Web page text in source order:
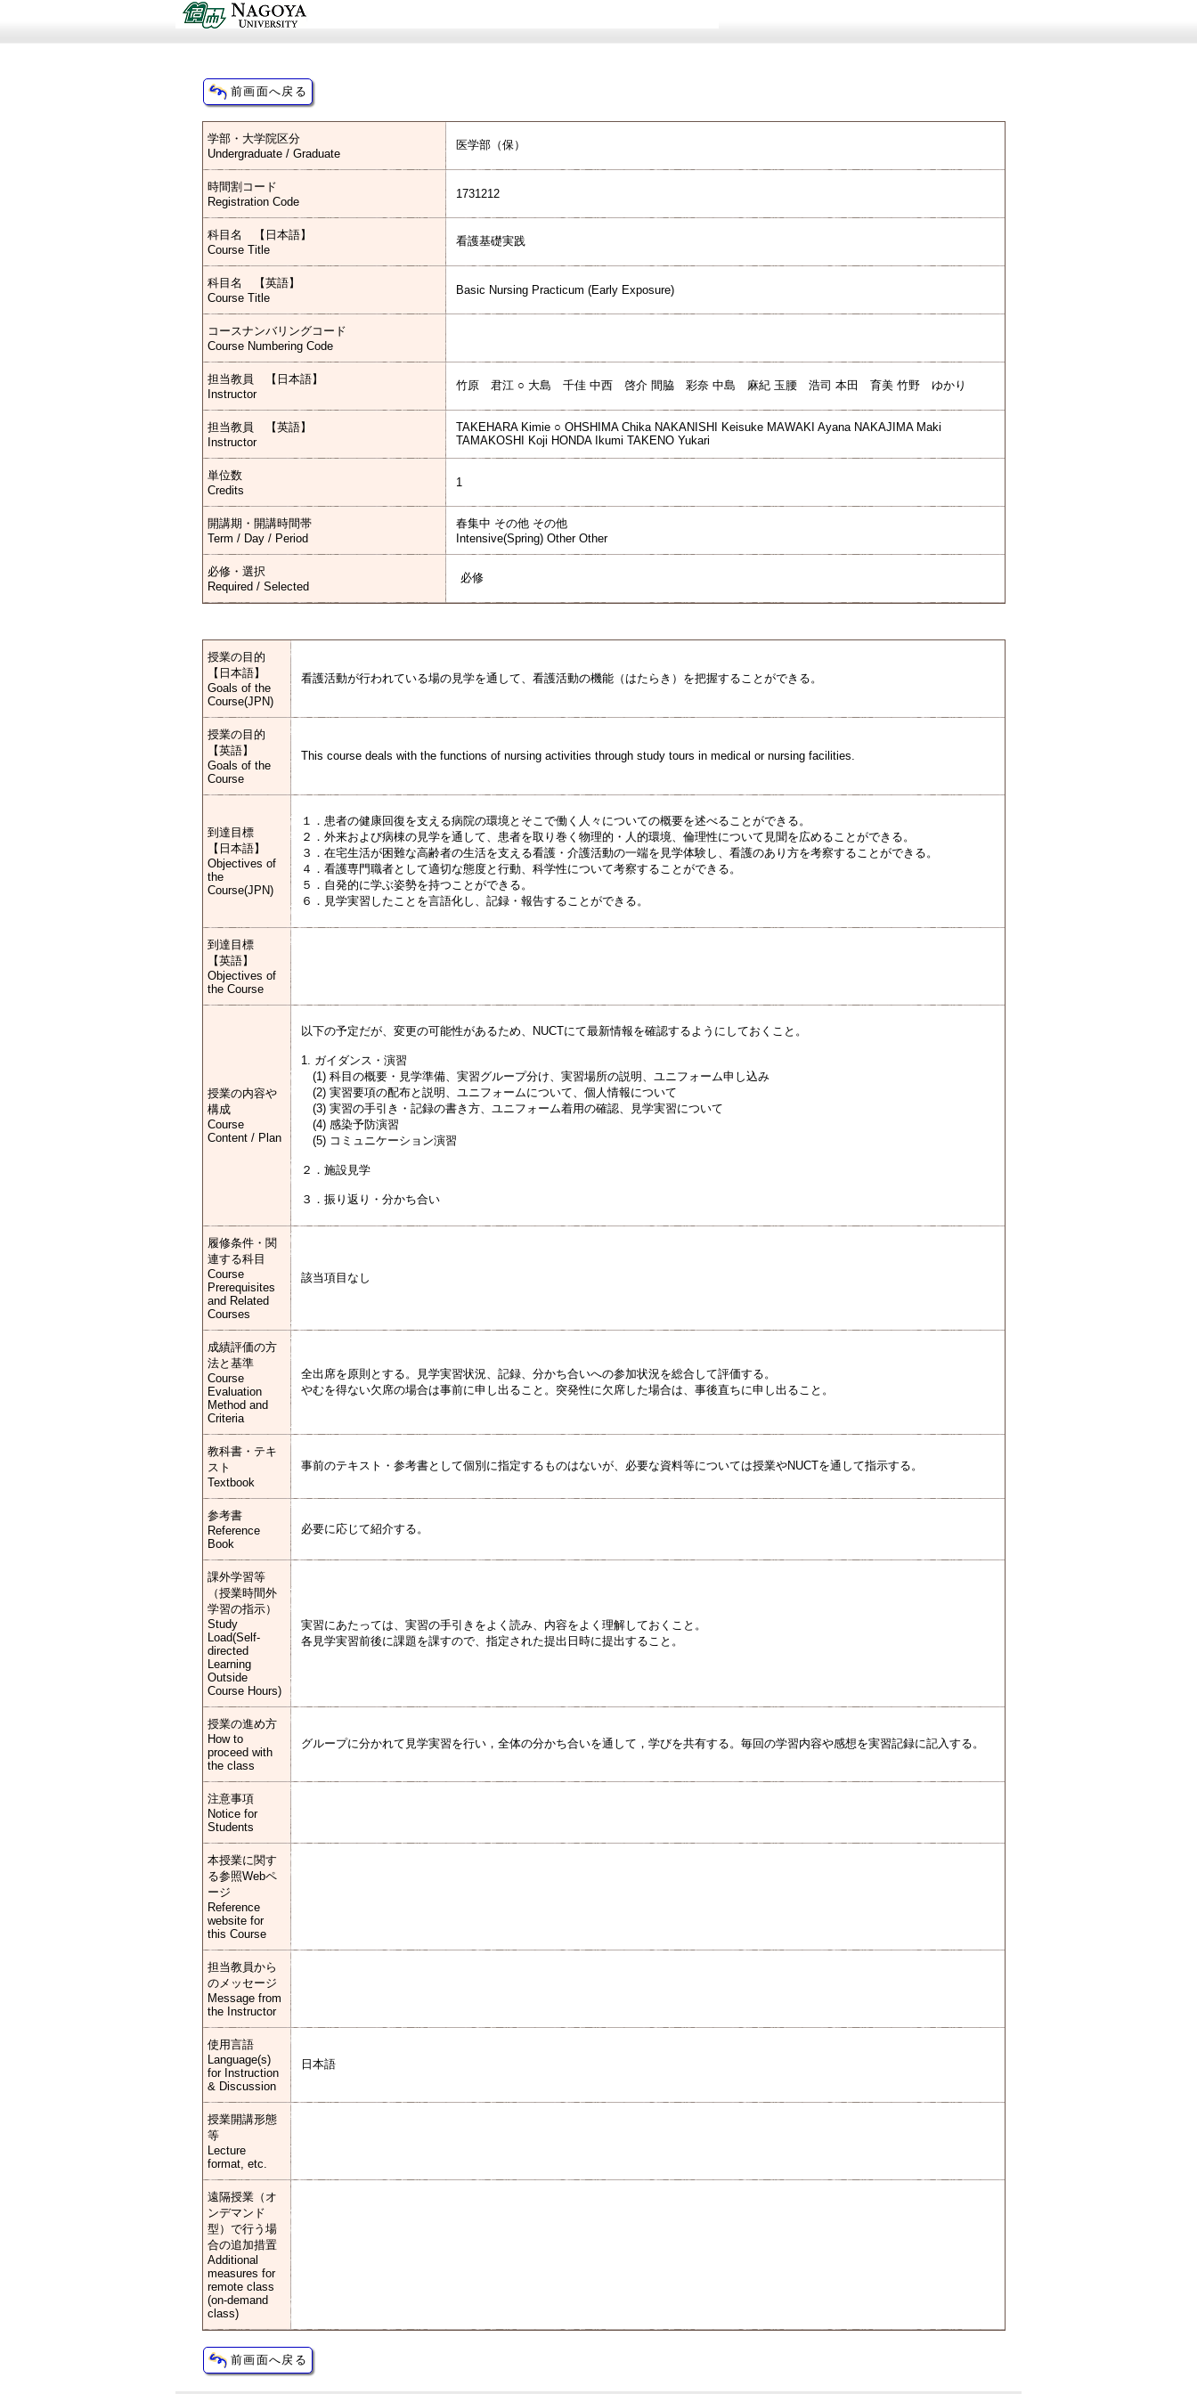
学部・大学院区分
Undergraduate / Graduate
医学部（保）
時間割コード
Registration Code
1731212
科目名 【日本語】
Course Title
看護基礎実践
科目名 【英語】
Course Title
Basic Nursing Practicum (Early Exposure)
コースナンバリングコード
Course Numbering Code
担当教員 【日本語】
Instructor
竹原 君江 ○ 大島 千佳 中西 啓介 間脇 彩奈 中島 麻紀 玉腰 浩司 本田 育美 竹野 ゆかり
担当教員 【英語】
Instructor
TAKEHARA Kimie ○ OHSHIMA Chika NAKANISHI Keisuke MAWAKI Ayana NAKAJIMA Maki
TAMAKOSHI Koji HONDA Ikumi TAKENO Yukari
単位数
Credits
1
開講期・開講時間帯
Term / Day / Period
春集中 その他 その他
Intensive(Spring) Other Other
必修・選択
Required / Selected
必修
授業の目的
【日本語】
Goals of the
Course(JPN)
看護活動が行われている場の見学を通して、看護活動の機能（はたらき）を把握することができる。
授業の目的
【英語】
Goals of the
Course
This course deals with the functions of nursing activities through study tours in medical or nursing facilities.
到達目標
【日本語】
Objectives of
the
Course(JPN)
１．患者の健康回復を支える病院の環境とそこで働く人々についての概要を述べることができる。
２．外来および病棟の見学を通して、患者を取り巻く物理的・人的環境、倫理性について見聞を広めることができる。
３．在宅生活が困難な高齢者の生活を支える看護・介護活動の一端を見学体験し、看護のあり方を考察することができる。
４．看護専門職者として適切な態度と行動、科学性について考察することができる。
５．自発的に学ぶ姿勢を持つことができる。
６．見学実習したことを言語化し、記録・報告することができる。
到達目標
【英語】
Objectives of
the Course
授業の内容や
構成
Course
Content / Plan
以下の予定だが、変更の可能性があるため、NUCTにて最新情報を確認するようにしておくこと。
1. ガイダンス・演習
(1) 科目の概要・見学準備、実習グループ分け、実習場所の説明、ユニフォーム申し込み
(2) 実習要項の配布と説明、ユニフォームについて、個人情報について
(3) 実習の手引き・記録の書き方、ユニフォーム着用の確認、見学実習について
(4) 感染予防演習
(5) コミュニケーション演習
２．施設見学
３．振り返り・分かち合い
履修条件・関
連する科目
Course
Prerequisites
and Related
Courses
該当項目なし
成績評価の方
法と基準
Course
Evaluation
Method and
Criteria
全出席を原則とする。見学実習状況、記録、分かち合いへの参加状況を総合して評価する。
やむを得ない欠席の場合は事前に申し出ること。突発性に欠席した場合は、事後直ちに申し出ること。
教科書・テキ
スト
Textbook
事前のテキスト・参考書として個別に指定するものはないが、必要な資料等については授業やNUCTを通して指示する。
参考書
Reference
Book
必要に応じて紹介する。
課外学習等
（授業時間外
学習の指示）
Study
Load(Self-
directed
Learning
Outside
Course Hours)
実習にあたっては、実習の手引きをよく読み、内容をよく理解しておくこと。
各見学実習前後に課題を課すので、指定された提出日時に提出すること。
授業の進め方
How to
proceed with
the class
グループに分かれて見学実習を行い，全体の分かち合いを通して，学びを共有する。毎回の学習内容や感想を実習記録に記入する。
注意事項
Notice for
Students
本授業に関す
る参照Webペ
ージ
Reference
website for
this Course
担当教員から
のメッセージ
Message from
the Instructor
使用言語
Language(s)
for Instruction
& Discussion
日本語
授業開講形態
等
Lecture
format, etc.
遠隔授業（オ
ンデマンド
型）で行う場
合の追加措置
Additional
measures for
remote class
(on-demand
class)